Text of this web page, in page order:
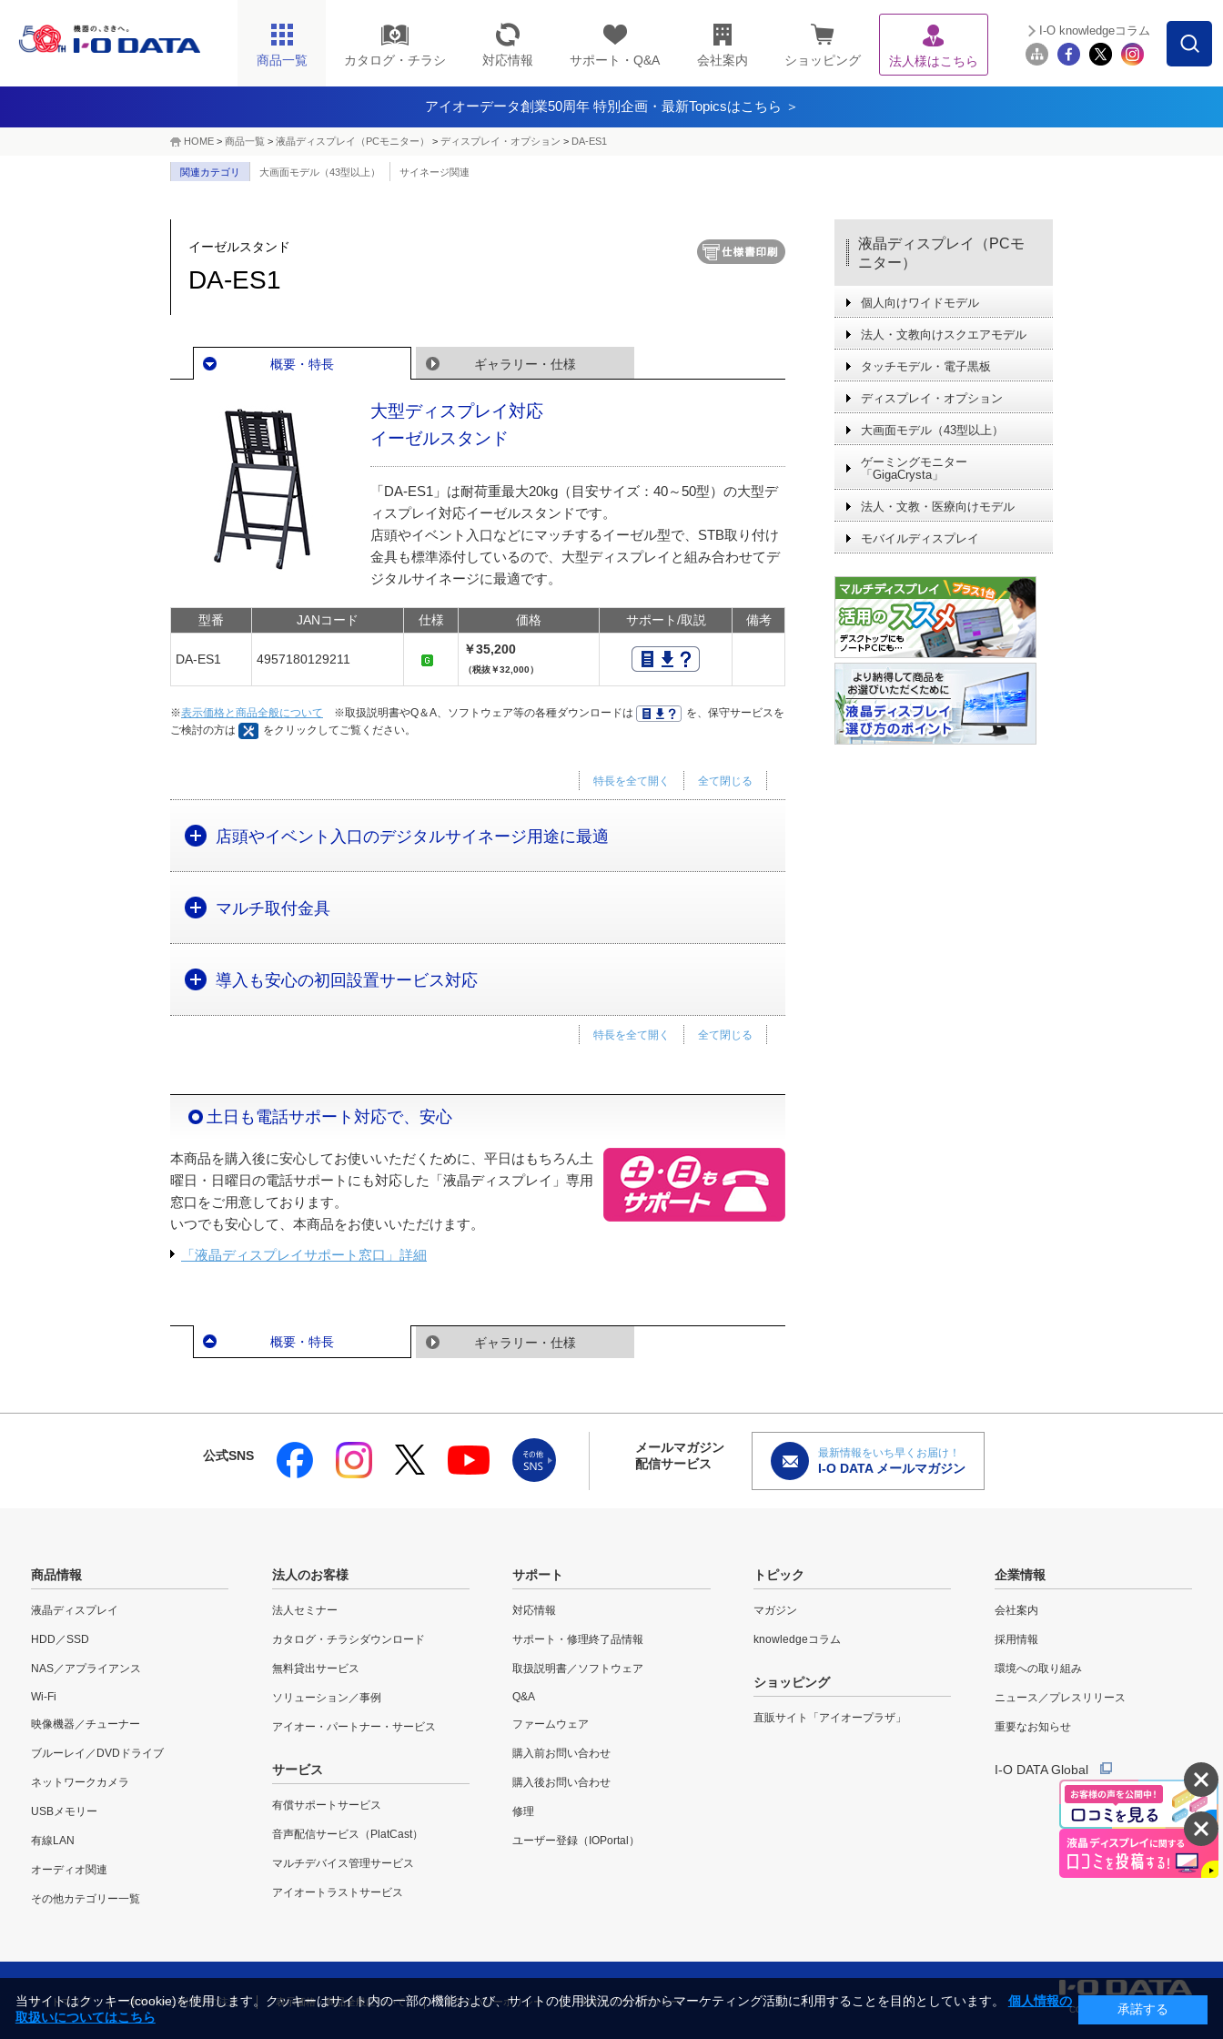
商品一覧 カタログ・チラシ 対応情報 サポート・Q&A 会社案内 ショッピング 法人様はこちら
I-O knowledgeコラム
アイオーデータ創業50周年 特別企画・最新Topicsはこちら ＞
HOME > 商品一覧 > 液晶ディスプレイ（PCモニター） > ディスプレイ・オプション > DA-ES1
関連カテゴリ 大画面モデル（43型以上） サイネージ関連
イーゼルスタンド
DA-ES1
概要・特長 ギャラリー・仕様
大型ディスプレイ対応
イーゼルスタンド
「DA-ES1」は耐荷重最大20kg（目安サイズ：40～50型）の大型デ
ィスプレイ対応イーゼルスタンドです。
店頭やイベント入口などにマッチするイーゼル型で、STB取り付け
金具も標準添付しているので、大型ディスプレイと組み合わせてデ
ジタルサイネージに最適です。
型番 JANコード 仕様 価格 サポート/取説 備考
DA-ES1 4957180129211
￥35,200
（税抜￥32,000）
※表示価格と商品全般について ※取扱説明書やQ＆A、ソフトウェア等の各種ダウンロードは
を、保守サービスを
ご検討の方は
をクリックしてご覧ください。
全て閉じる
特長を全て開く
店頭やイベント入口のデジタルサイネージ用途に最適
マルチ取付金具
導入も安心の初回設置サービス対応
全て閉じる
特長を全て開く
土日も電話サポート対応で、安心
本商品を購入後に安心してお使いいただくために、平日はもちろん土
曜日・日曜日の電話サポートにも対応した「液晶ディスプレイ」専用
窓口をご用意しております。
いつでも安心して、本商品をお使いいただけます。
「液晶ディスプレイサポート窓口」詳細
概要・特長 ギャラリー・仕様
液晶ディスプレイ（PCモ
ニター）
個人向けワイドモデル
法人・文教向けスクエアモデル
タッチモデル・電子黒板
ディスプレイ・オプション
大画面モデル（43型以上）
ゲーミングモニター
「GigaCrysta」
法人・文教・医療向けモデル
モバイルディスプレイ
公式SNS
メールマガジン
配信サービス
最新情報をいち早くお届け！
I-O DATA メールマガジン
商品情報
液晶ディスプレイ
HDD／SSD
NAS／アプライアンス
Wi-Fi
映像機器／チューナー
ブルーレイ／DVDドライブ
ネットワークカメラ
USBメモリー
有線LAN
オーディオ関連
その他カテゴリー一覧
法人のお客様
法人セミナー
カタログ・チラシダウンロード
無料貸出サービス
ソリューション／事例
アイオー・パートナー・サービス
サービス
有償サポートサービス
音声配信サービス（PlatCast）
マルチデバイス管理サービス
アイオートラストサービス
サポート
対応情報
サポート・修理終了品情報
取扱説明書／ソフトウェア
Q&A
ファームウェア
購入前お問い合わせ
購入後お問い合わせ
修理
ユーザー登録（IOPortal）
トピック
マガジン
knowledgeコラム
ショッピング
直販サイト「アイオープラザ」
企業情報
会社案内
採用情報
環境への取り組み
ニュース／プレスリリース
重要なお知らせ
I-O DATA Global
サイトマップ 本サイトご利用上の注意 表示価格・商品全般について プライバシーポリシー セキュリティポリシー
COPYRIGHT©I-O DATA, INC.
当サイトはクッキー(cookie)を使用します。クッキーはサイト内の一部の機能および、サイトの使用状況の分析からマーケティング活動に利用することを目的としています。
個人情報の
取扱いについてはこちら
承諾する